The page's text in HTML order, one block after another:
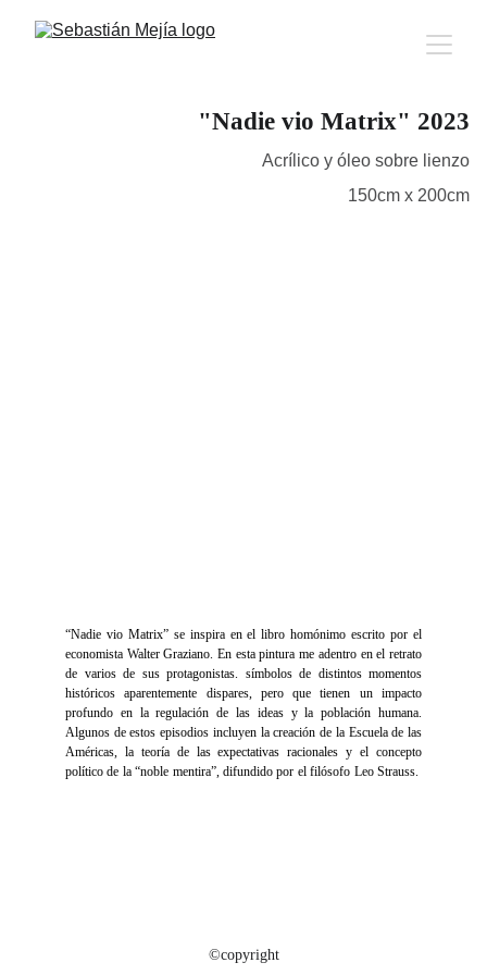
"Nadie vio Matrix" 2023
Acrílico y óleo sobre lienzo
150cm x 200cm
“Nadie vio Matrix” se inspira en el libro homónimo escrito por el
economista Walter Graziano. En esta pintura me adentro en el retrato
de varios de sus protagonistas. símbolos de distintos momentos
históricos aparentemente dispares, pero que tienen un impacto
profundo en la regulación de las ideas y la población humana.
Algunos de estos episodios incluyen la creación de la Escuela de las
Américas, la teoría de las expectativas racionales y el concepto
político de la “noble mentira”, difundido por el filósofo Leo Strauss.
©copyright